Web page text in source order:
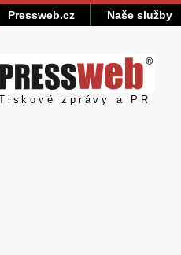
Pressweb.cz Naše služby
Pressweb
Tiskové zprávy a PR